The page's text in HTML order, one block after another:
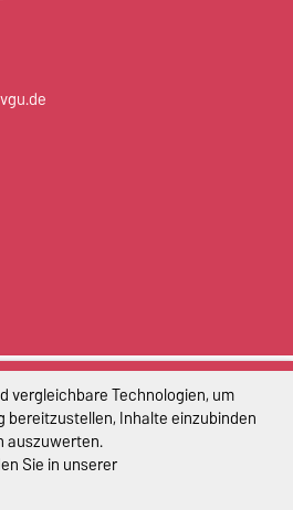
Impressum
Datenschutz
vergleichbare Technologien, um
bereitzustellen, Inhalte einzubinden
auszuwerten.
Sie in unserer